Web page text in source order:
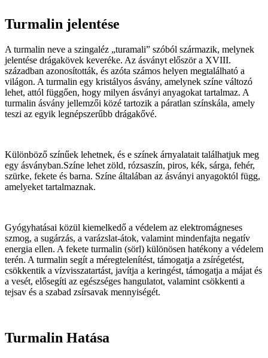
Turmalin jelentése
A turmalin neve a szingaléz „turamali” szóból származik, melynek
jelentése drágakövek keveréke. Az ásványt először a XVIII.
században azonosították, és azóta számos helyen megtalálható a
világon. A turmalin egy kristályos ásvány, amelynek színe változó
lehet, attól függően, hogy milyen ásványi anyagokat tartalmaz. A
turmalin ásvány jellemzői közé tartozik a páratlan színskála, amely
teszi az egyik legnépszerűbb drágakővé.
Különböző színűek lehetnek, és e színek árnyalatait találhatjuk meg
egy ásványban.Színe lehet zöld, rózsaszín, piros, kék, sárga, fehér,
szürke, fekete és barna. Színe általában az ásványi anyagoktól függ,
amelyeket tartalmaznak.
Gyógyhatásai közül kiemelkedő a védelem az elektromágneses
szmog, a sugárzás, a varázslat-átok, valamint mindenfajta negatív
energia ellen. A fekete turmalin (sörl) különösen hatékony a védelem
terén. A turmalin segít a méregtelenítést, támogatja a zsírégetést,
csökkentik a vízvisszatartást, javítja a keringést, támogatja a májat és
a vesét, elősegíti az egészséges hangulatot, valamint csökkenti a
tejsav és a szabad zsírsavak mennyiségét.
Turmalin Hatása